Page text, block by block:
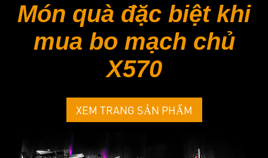
Món quà đặc biệt khi
mua bo mạch chủ
X570
XEM TRANG SẢN PHẨM